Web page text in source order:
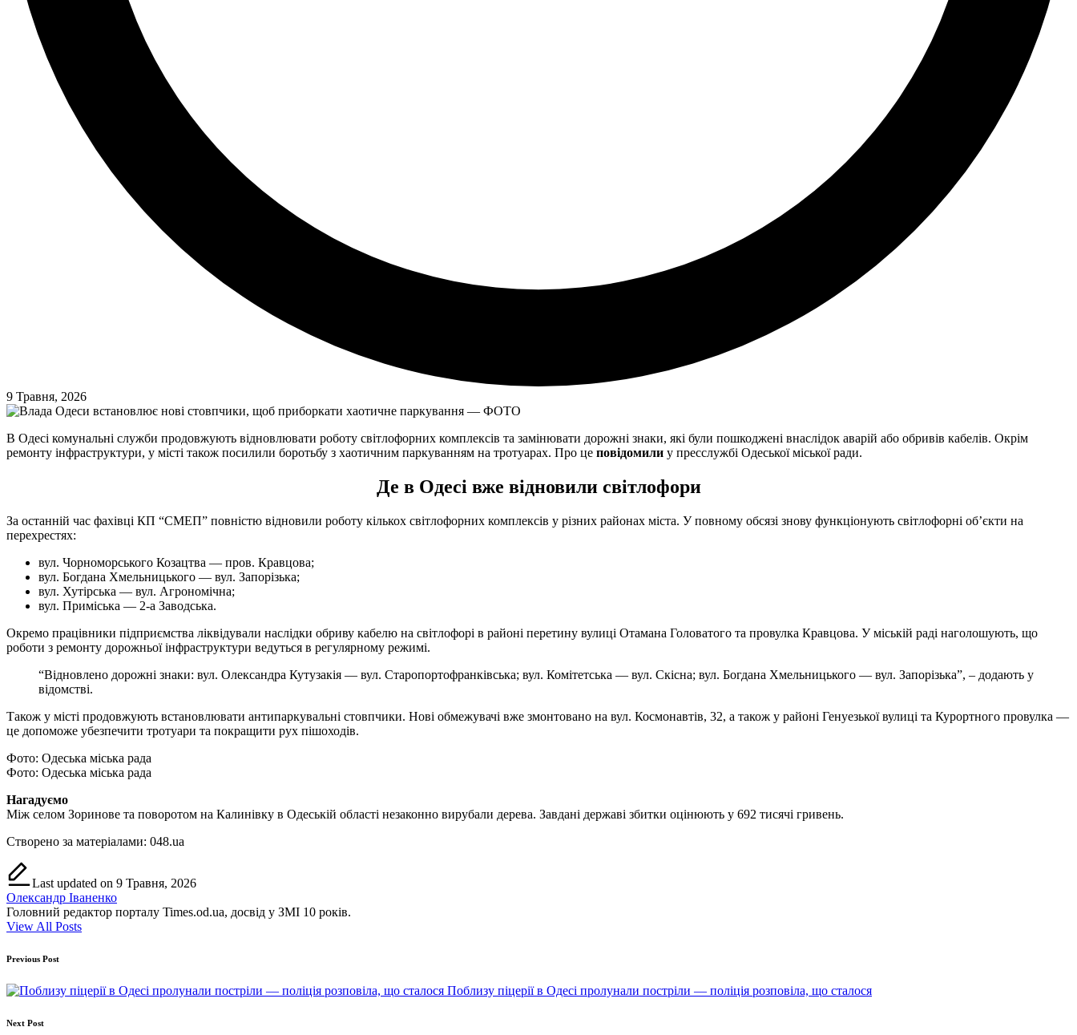
9 Травня, 2026
В Одесі комунальні служби продовжують відновлювати роботу світлофорних комплексів та замінювати дорожні знаки, які були пошкоджені внаслідок аварій або обривів кабелів. Окрім
ремонту інфраструктури, у місті також посилили боротьбу з хаотичним паркуванням на тротуарах. Про це повідомили у пресслужбі Одеської міської ради.
Де в Одесі вже відновили світлофори
За останній час фахівці КП “СМЕП” повністю відновили роботу кількох світлофорних комплексів у різних районах міста. У повному обсязі знову функціонують світлофорні об’єкти на
перехрестях:
вул. Чорноморського Козацтва — пров. Кравцова;
вул. Богдана Хмельницького — вул. Запорізька;
вул. Хутірська — вул. Агрономічна;
вул. Приміська — 2-а Заводська.
Окремо працівники підприємства ліквідували наслідки обриву кабелю на світлофорі в районі перетину вулиці Отамана Головатого та провулка Кравцова. У міській раді наголошують, що
роботи з ремонту дорожньої інфраструктури ведуться в регулярному режимі.
“Відновлено дорожні знаки: вул. Олександра Кутузакія — вул. Старопортофранківська; вул. Комітетська — вул. Скісна; вул. Богдана Хмельницького — вул. Запорізька”, – додають у
відомстві.
Також у місті продовжують встановлювати антипаркувальні стовпчики. Нові обмежувачі вже змонтовано на вул. Космонавтів, 32, а також у районі Генуезької вулиці та Курортного провулка —
це допоможе убезпечити тротуари та покращити рух пішоходів.
Фото: Одеська міська рада
Фото: Одеська міська рада
Нагадуємо
Між селом Зоринове та поворотом на Калинівку в Одеській області незаконно вирубали дерева. Завдані державі збитки оцінюють у 692 тисячі гривень.
Створено за матеріалами: 048.ua
Last updated on 9 Травня, 2026
Олександр Іваненко
Головний редактор порталу Times.od.ua, досвід у ЗМІ 10 років.
View All Posts
Post
navigation
Previous Post
Поблизу піцерії в Одесі пролунали постріли — поліція розповіла, що сталося
Next Post